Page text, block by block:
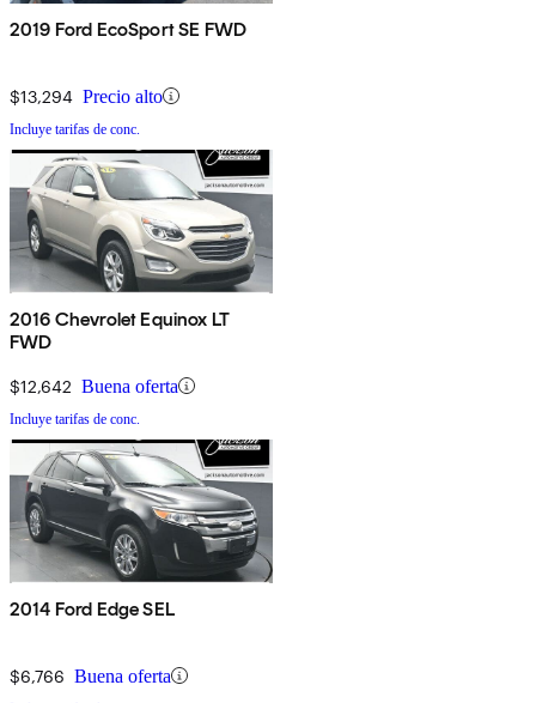
2019 Ford EcoSport SE FWD
$13,294 Precio alto
Incluye tarifas de conc.
2016 Chevrolet Equinox LT
FWD
$12,642 Buena oferta
Incluye tarifas de conc.
2014 Ford Edge SEL
$6,766 Buena oferta